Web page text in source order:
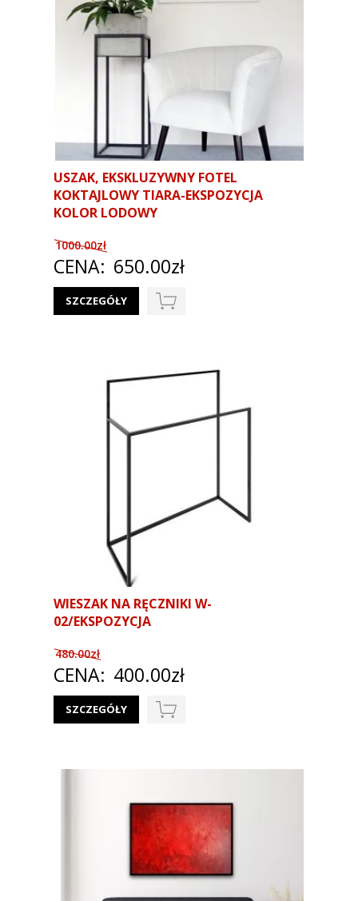
USZAK, EKSKLUZYWNY FOTEL
KOKTAJLOWY TIARA-EKSPOZYCJA
KOLOR LODOWY
1000.00zł
CENA: 650.00zł
SZCZEGÓŁY
WIESZAK NA RĘCZNIKI W-
02/EKSPOZYCJA
480.00zł
CENA: 400.00zł
SZCZEGÓŁY